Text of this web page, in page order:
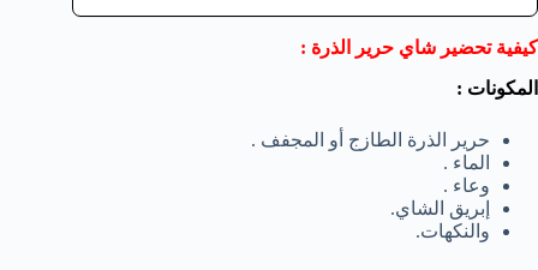
كيفية تحضير شاي حرير الذرة :
المكونات :
حرير الذرة الطازج أو المجفف .
الماء .
وعاء .
إبريق الشاي.
والنكهات.